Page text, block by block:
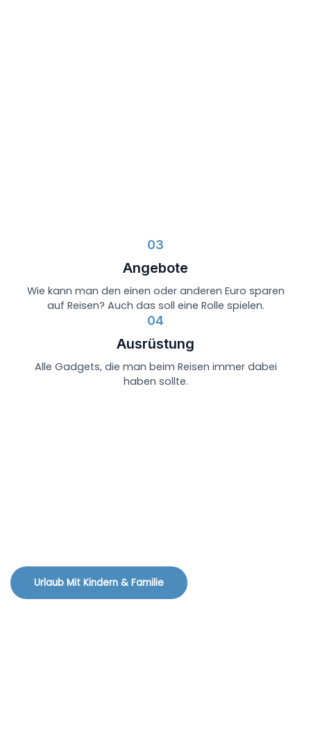
03
Angebote
Wie kann man den einen oder anderen Euro sparen
auf Reisen? Auch das soll eine Rolle spielen.
04
Ausrüstung
Alle Gadgets, die man beim Reisen immer dabei
haben sollte.
Urlaub Mit Kindern & Familie